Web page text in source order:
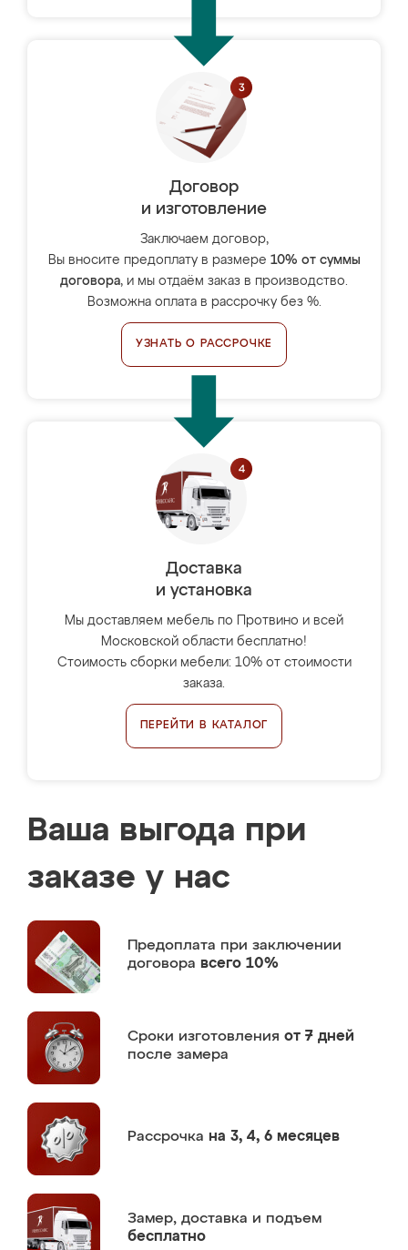
Договор
и изготовление
Заключаем договор,
Вы вносите предоплату в размере 10% от суммы
договора, и мы отдаём заказ в производство.
Возможна оплата в рассрочку без %.
УЗНАТЬ О РАССРОЧКЕ
Доставка
и установка
Мы доставляем мебель по Протвино и всей
Московской области бесплатно!
Стоимость сборки мебели: 10% от стоимости
заказа.
ПЕРЕЙТИ В КАТАЛОГ
Ваша выгода при
заказе у нас
Предоплата при заключении
договора всего 10%
Сроки изготовления от 7 дней
после замера
Рассрочка на 3, 4, 6 месяцев
Замер, доставка и подъем
бесплатно